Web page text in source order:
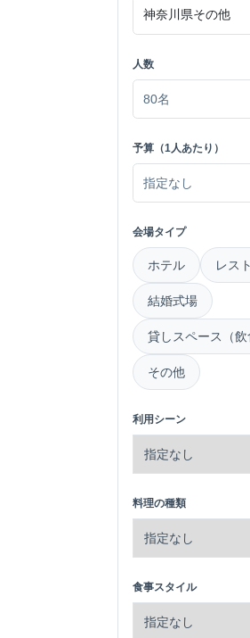
人数
予算（1人あたり）
会場タイプ
ホテル レス
結婚式場
貸しスペース（飲
その他
利用シーン
料理の種類
食事スタイル